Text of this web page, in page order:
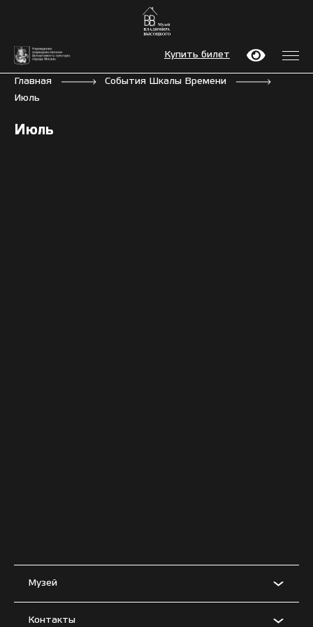
Купить билет
Главная
События Шкалы Времени
Июль
Июль
Музей
Контакты